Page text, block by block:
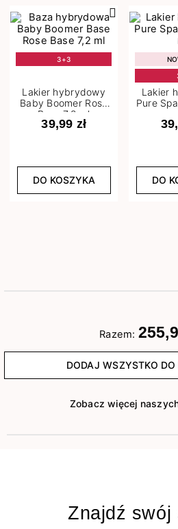
3+3
Lakier hybrydowy
Baby Boomer Rose
Base 7,2 ml
39,99 zł
DO KOSZYKA
Lakier
Pure
DO
Razem:
DODAJ WSZYSTKO
Zobacz więcej
Znajdź swój